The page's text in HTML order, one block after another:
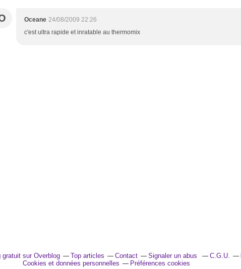
Oceane 24/08/2009 22:26
c'est ultra rapide et inratable au thermomix
gratuit sur Overblog Top articles Contact Signaler un abus C.G.U.
Cookies et données personnelles
Préférences cookies